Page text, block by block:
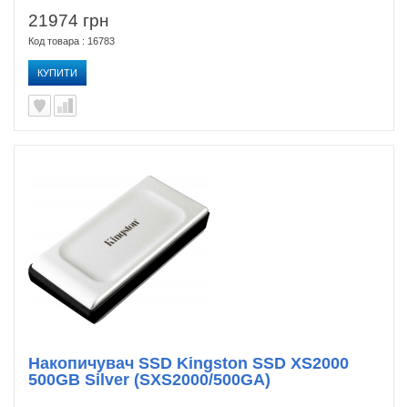
21974 грн
Код товара : 16783
КУПИТИ
Накопичувач SSD Kingston SSD XS2000
500GB Silver (SXS2000/500GA)